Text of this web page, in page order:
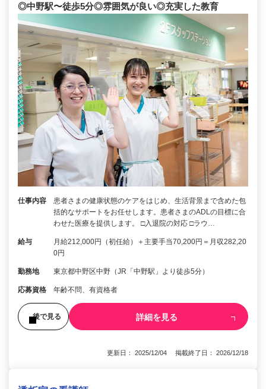
◎中野駅〜徒歩5分◎雰囲気が良い◎充実した教育
仕事内容
患者さまの健康状態のケアをはじめ、生活背景まで含めた包
括的なサポートをお任せします。患者さまのADLの目標に合
わせた医療を提供します。 □入退院の対応 □ラウ…
給与
月給212,000円（初任給）＋主要手当70,200円＝月収282,20
0円
勤務地 東京都中野区中野（JR「中野駅」より徒歩5分）
応募資格 年齢不問、有資格者
後で見る 詳細を見る
更新日： 2025/12/04 掲載終了日： 2026/12/18